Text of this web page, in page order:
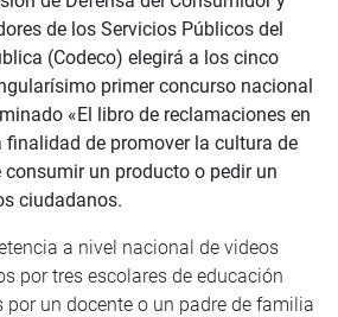
de los Servicios Públicos del
(Codeco) elegirá a los cinco
primer concurso nacional
«El libro de reclamaciones en
finalidad de promover la cultura de
un producto o pedir un
ciudadanos.
a nivel nacional de videos
por tres escolares de educación
un docente o un padre de familia